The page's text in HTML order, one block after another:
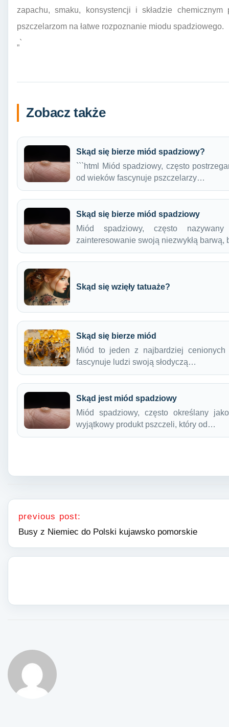
zapachu, smaku, konsystencji i składzie
pszczelarzom na łatwe rozpoznanie miodu spadziowego.
„`
Zobacz także
Skąd się bierze miód spadziowy?
```html Miód spadziowy, często
od wieków fascynuje pszczelarzy…
Skąd się bierze miód spadziowy
Miód spadziowy, często
zainteresowanie swoją niezwykłą
Skąd się wzięły tatuaże?
Skąd się bierze miód
Miód to jeden z najbardziej
fascynuje ludzi swoją słodyczą…
Skąd jest miód spadziowy
Miód spadziowy, często określany
wyjątkowy produkt pszczeli, który od…
Nawigacja wpisu
previous post:
Busy z Niemiec do Polski kujawsko pomorskie